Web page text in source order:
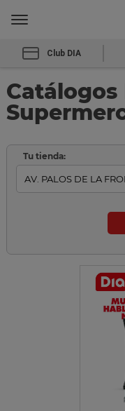
Club DIA
Catálogos
Tu tienda: